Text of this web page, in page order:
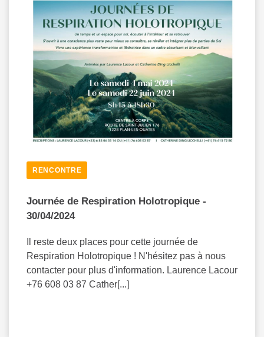
RENCONTRE
Journée de Respiration Holotropique -
30/04/2024
Il reste deux places pour cette journée de
Respiration Holotropique ! N'hésitez pas à nous
contacter pour plus d'information. Laurence Lacour
+76 608 03 87 Cather[...]